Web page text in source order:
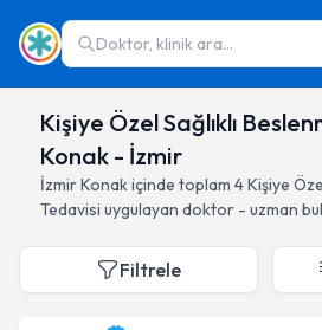
Doktor, klinik ara...
Kişiye Özel Sağlıklı
Konak - İzmir
İzmirKonakiçinde toplam 4Kişiye
Tedavisi uygulayan doktor - uzman
Filtrele